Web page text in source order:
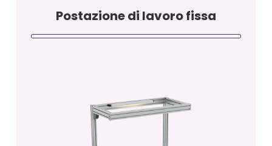
Postazione di lavoro fissa